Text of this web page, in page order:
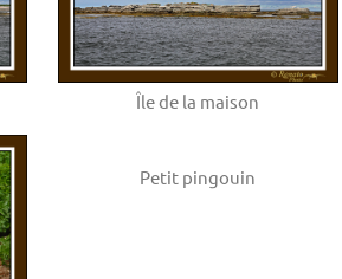
Île de la maison
Petit pingouin